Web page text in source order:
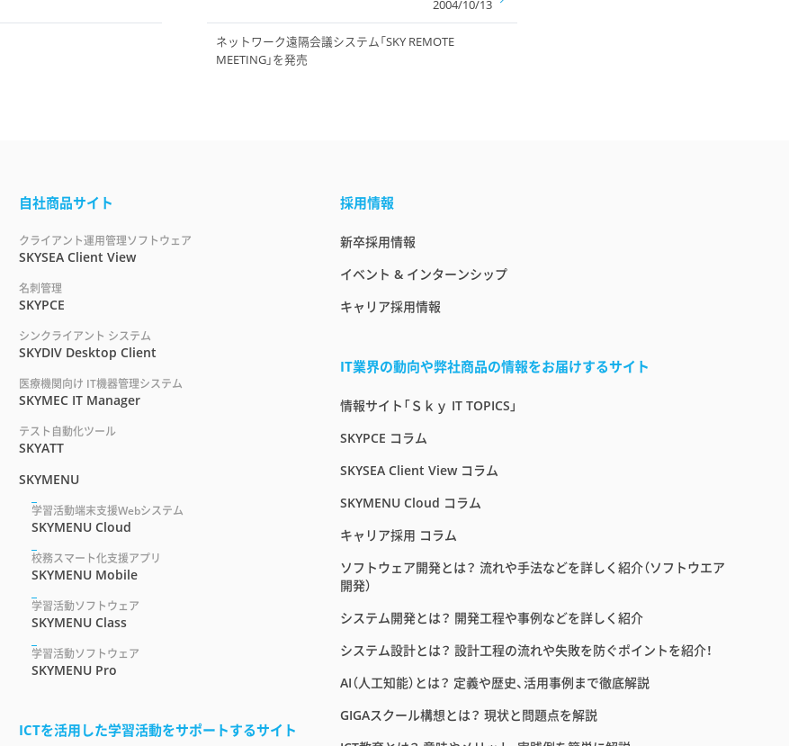
2004/10/13
ネットワーク遠隔会議システム「SKY REMOTE
MEETING」を発売
自社商品サイト
クライアント運用管理ソフトウェア
SKYSEA Client View
名刺管理
SKYPCE
シンクライアント システム
SKYDIV Desktop Client
医療機関向け IT機器管理システム
SKYMEC IT Manager
テスト自動化ツール
SKYATT
SKYMENU
学習活動端末支援Webシステム
SKYMENU Cloud
校務スマート化支援アプリ
SKYMENU Mobile
学習活動ソフトウェア
SKYMENU Class
学習活動ソフトウェア
SKYMENU Pro
ICTを活用した学習活動をサポートするサイト
採用情報
新卒採用情報
イベント & インターンシップ
キャリア採用情報
IT業界の動向や弊社商品の情報をお届けするサイト
情報サイト「Ｓｋｙ IT TOPICS」
SKYPCE コラム
SKYSEA Client View コラム
SKYMENU Cloud コラム
キャリア採用 コラム
ソフトウェア開発とは？ 流れや手法などを詳しく紹介（ソフトウエア
開発）
システム開発とは？ 開発工程や事例などを詳しく紹介
システム設計とは？ 設計工程の流れや失敗を防ぐポイントを紹介！
AI（人工知能）とは？ 定義や歴史、活用事例まで徹底解説
GIGAスクール構想とは？ 現状と問題点を解説